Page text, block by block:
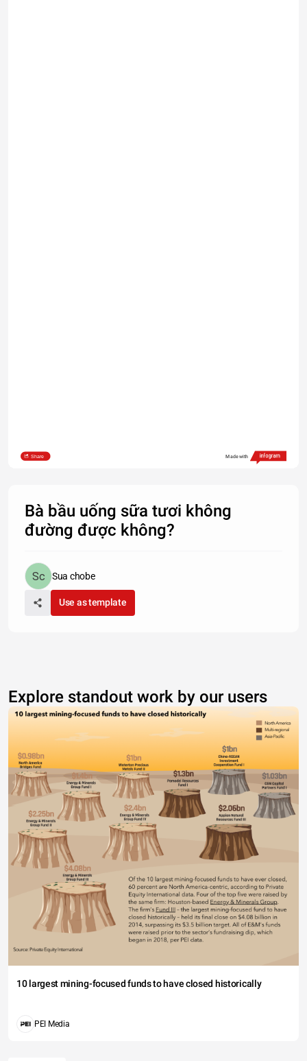
Share Made with
Bà bầu uống sữa tươi không
đường được không?
Sua chobe
Use as template
Explore standout work by our users
10 largest mining-focused funds to have closed historically
PEI Media